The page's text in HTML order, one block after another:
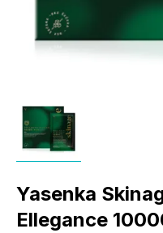
Yasenka
Ellegance